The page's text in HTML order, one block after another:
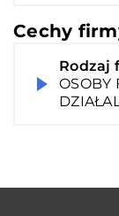
Cechy
Rodzaj
OSOBY